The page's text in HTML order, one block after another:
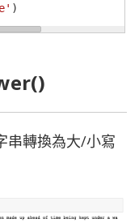
)
轉換為大/小寫